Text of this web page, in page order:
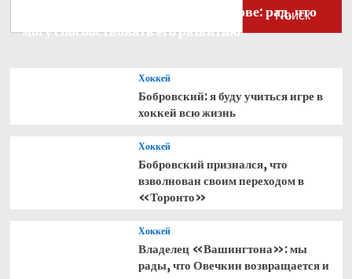
Поиск
Бобровский — о голкипере Ахтямове: рад, что
могу способствовать его развитию
Хоккей
Бобровский: я буду учиться игре в
хоккей всю жизнь
Хоккей
Бобровский признался, что
взволнован своим переходом в
«Торонто»
Хоккей
Владелец «Вашингтона»: мы
рады, что Овечкин возвращается и